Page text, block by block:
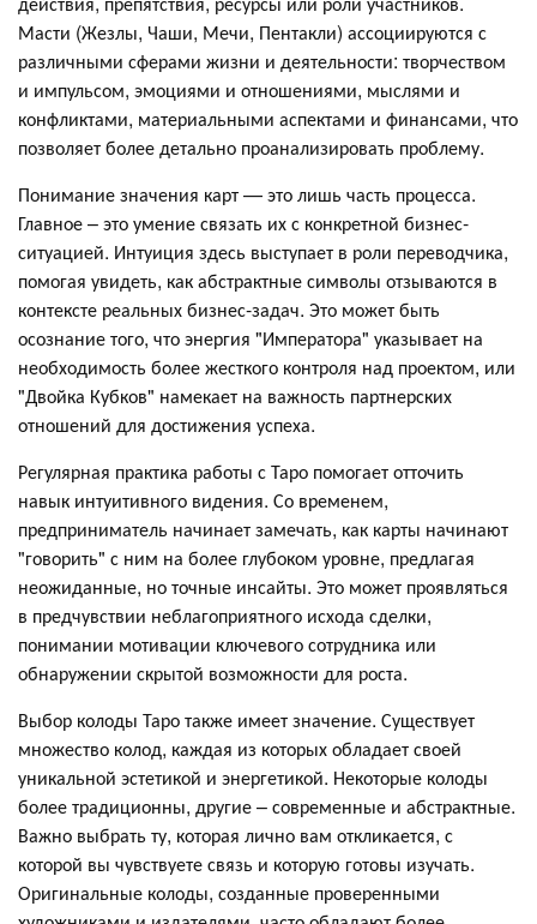
Масти (Жезлы, Чаши, Мечи, Пентакли) ассоциируются с
различными сферами жизни и деятельности: творчеством
и импульсом, эмоциями и отношениями, мыслями и
конфликтами, материальными аспектами и финансами, что
позволяет более детально проанализировать проблему.
Понимание значения карт — это лишь часть процесса.
Главное – это умение связать их с конкретной бизнес-
ситуацией. Интуиция здесь выступает в роли переводчика,
помогая увидеть, как абстрактные символы отзываются в
контексте реальных бизнес-задач. Это может быть
осознание того, что энергия "Императора" указывает на
необходимость более жесткого контроля над проектом, или
"Двойка Кубков" намекает на важность партнерских
отношений для достижения успеха.
Регулярная практика работы с Таро помогает отточить
навык интуитивного видения. Со временем,
предприниматель начинает замечать, как карты начинают
"говорить" с ним на более глубоком уровне, предлагая
неожиданные, но точные инсайты. Это может проявляться
в предчувствии неблагоприятного исхода сделки,
понимании мотивации ключевого сотрудника или
обнаружении скрытой возможности для роста.
Выбор колоды Таро также имеет значение. Существует
множество колод, каждая из которых обладает своей
уникальной эстетикой и энергетикой. Некоторые колоды
более традиционны, другие – современные и абстрактные.
Важно выбрать ту, которая лично вам откликается, с
которой вы чувствуете связь и которую готовы изучать.
Оригинальные колоды, созданные проверенными